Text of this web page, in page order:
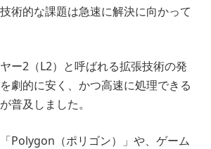
術的な課題は急速に解決に向かって
ー2（L2）と呼ばれる拡張技術の発
劇的に安く、かつ高速に処理できる
普及しました。
Polygon（ポリゴン）」や、ゲーム